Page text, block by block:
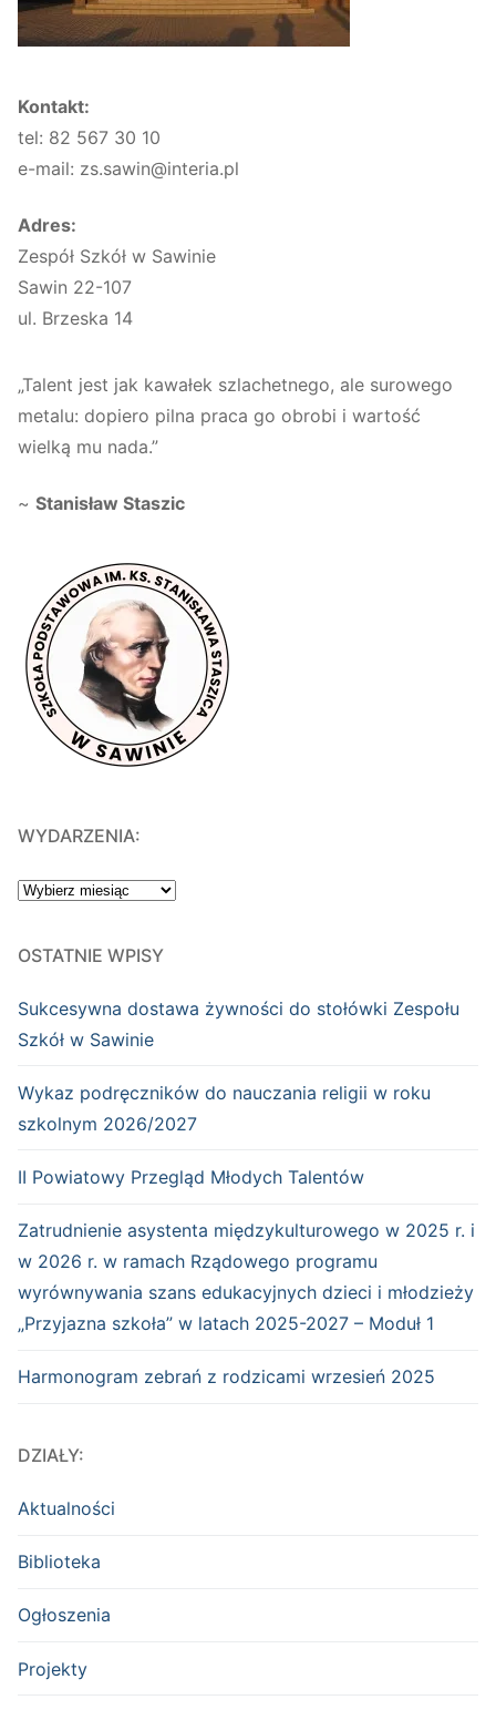
Kontakt:
tel: 82 567 30 10
e-mail: zs.sawin@interia.pl
Adres:
Zespół Szkół w Sawinie
Sawin 22-107
ul. Brzeska 14
„Talent jest jak kawałek szlachetnego, ale surowego
metalu: dopiero pilna praca go obrobi i wartość
wielką mu nada.”
~ Stanisław Staszic
WYDARZENIA:
WYDARZENIA:
OSTATNIE WPISY
Sukcesywna dostawa żywności do stołówki Zespołu
Szkół w Sawinie
Wykaz podręczników do nauczania religii w roku
szkolnym 2026/2027
II Powiatowy Przegląd Młodych Talentów
Zatrudnienie asystenta międzykulturowego w 2025 r. i
w 2026 r. w ramach Rządowego programu
wyrównywania szans edukacyjnych dzieci i młodzieży
„Przyjazna szkoła” w latach 2025-2027 – Moduł 1
Harmonogram zebrań z rodzicami wrzesień 2025
DZIAŁY:
Aktualności
Biblioteka
Ogłoszenia
Projekty